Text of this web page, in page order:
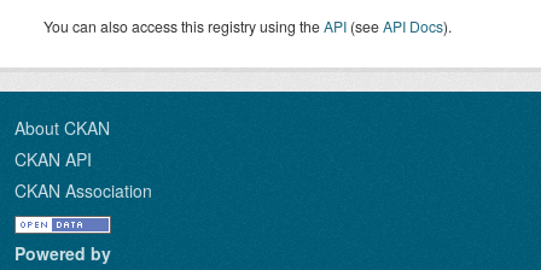
You can also access this registry using theAPI (seeAPI Docs).
About CKAN
CKAN API
CKAN Association
Powered by